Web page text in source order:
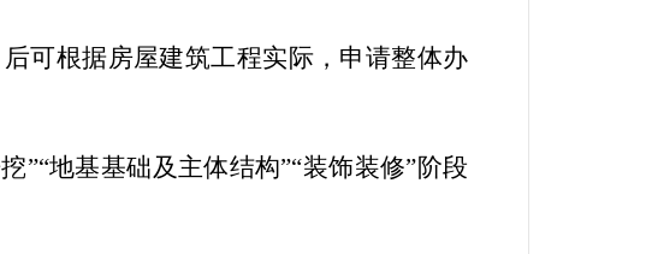
后可根据房屋建筑工程实际，申请整体办
”“地基基础及主体结构”“装饰装修”阶段